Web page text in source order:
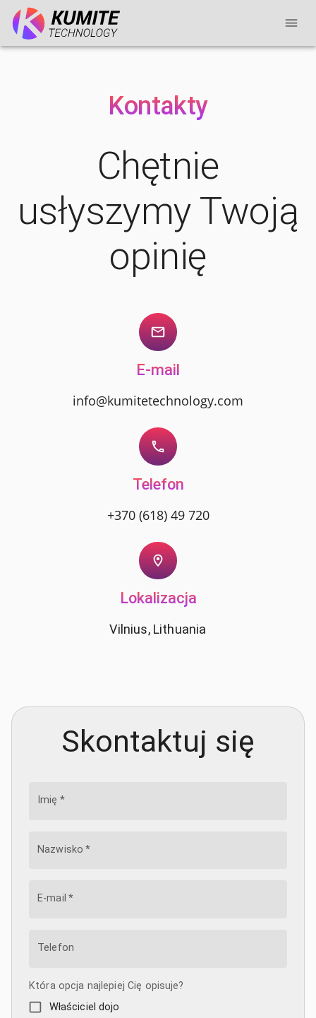
Kontakty
Chętnie
usłyszymy Twoją
opinię
E-mail
info@kumitetechnology.com
Telefon
+370 (618) 49 720
Lokalizacja
Vilnius, Lithuania
Skontaktuj się
Imię *
Nazwisko *
E-mail *
Telefon
Która opcja najlepiej Cię opisuje?
Właściciel dojo